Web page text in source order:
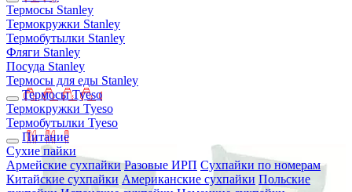
Термосы Stanley
Термокружки Stanley
Термобутылки Stanley
Фляги Stanley
Посуда Stanley
Термосы для еды Stanley
Термосы Tyeso
Термокружки Tyeso
Термобутылки Tyeso
Питание
Сухие пайки
Армейские сухпайки Разовые ИРП Сухпайки по номерам
Китайские сухпайки Американские сухпайки Польские